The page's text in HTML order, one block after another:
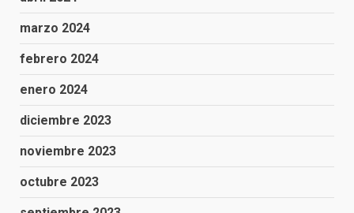
marzo 2024
febrero 2024
enero 2024
diciembre 2023
noviembre 2023
octubre 2023